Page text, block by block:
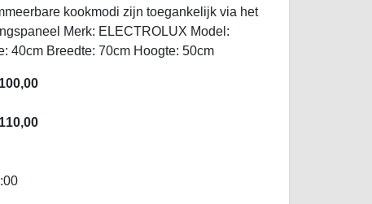
kookmodi zijn toegankelijk via het
Merk: ELECTROLUX Model:
40cm Breedte: 70cm Hoogte: 50cm